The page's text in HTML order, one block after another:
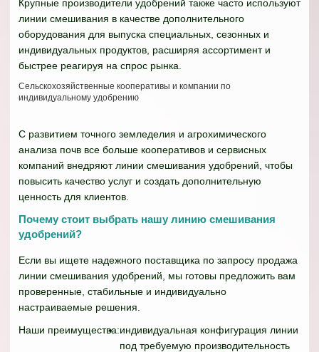
Крупные производители удобрений также часто используют
линии смешивания в качестве дополнительного
оборудования для выпуска специальных, сезонных и
индивидуальных продуктов, расширяя ассортимент и
быстрее реагируя на спрос рынка.
Сельскохозяйственные кооперативы и компании по
индивидуальному удобрению
С развитием точного земледелия и агрохимического
анализа почв все больше кооперативов и сервисных
компаний внедряют линии смешивания удобрений, чтобы
повысить качество услуг и создать дополнительную
ценность для клиентов.
Почему стоит выбрать нашу линию смешивания
удобрений?
Если вы ищете надежного поставщика по запросу продажа
линии смешивания удобрений, мы готовы предложить вам
проверенные, стабильные и индивидуально
настраиваемые решения.
Наши преимущества:индивидуальная конфигурация линии
под требуемую производительность